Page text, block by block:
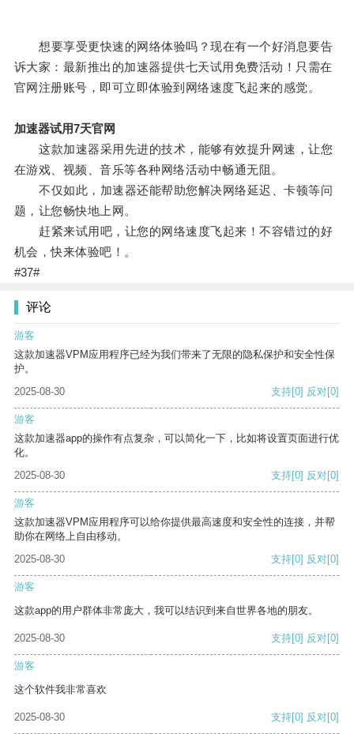
想要享受更快速的网络体验吗？现在有一个好消息要告
诉大家：最新推出的加速器提供七天试用免费活动！只需在
官网注册账号，即可立即体验到网络速度飞起来的感觉。
加速器试用7天官网
这款加速器采用先进的技术，能够有效提升网速，让您
在游戏、视频、音乐等各种网络活动中畅通无阻。
不仅如此，加速器还能帮助您解决网络延迟、卡顿等问
题，让您畅快地上网。
赶紧来试用吧，让您的网络速度飞起来！不容错过的好
机会，快来体验吧！。
#37#
评论
游客
这款加速器VPM应用程序已经为我们带来了无限的隐私保护和安全性保
护。
2025-08-30
支持[0] 反对[0]
游客
这款加速器app的操作有点复杂，可以简化一下，比如将设置页面进行优
化。
2025-08-30
支持[0] 反对[0]
游客
这款加速器VPM应用程序可以给你提供最高速度和安全性的连接，并帮
助你在网络上自由移动。
2025-08-30
支持[0] 反对[0]
游客
这款app的用户群体非常庞大，我可以结识到来自世界各地的朋友。
2025-08-30 支持[0] 反对[0]
游客
这个软件我非常喜欢
2025-08-30 支持[0] 反对[0]